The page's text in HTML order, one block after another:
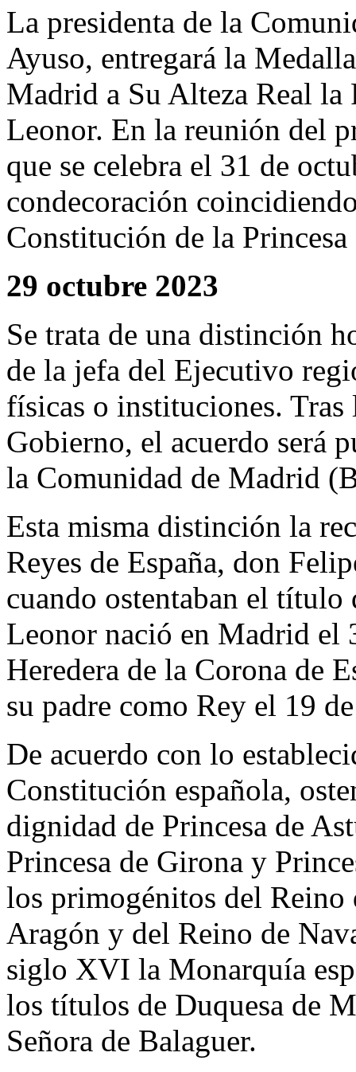
La presidenta de la
Ayuso, entregará la
Madrid a Su Alteza Real la
Leonor. En la reunión del
que se celebra el 31 de
condecoración
Constitución de la Princesa
29 octubre 2023
Se trata de una distinción
de la jefa del Ejecutivo
físicas o instituciones.
Gobierno, el acuerdo será
la Comunidad de Madrid
Esta misma distinción la
Reyes de España, don
cuando ostentaban el
Leonor nació en Madrid el
Heredera de la Corona de
su padre como Rey el 19
De acuerdo con lo
Constitución española,
dignidad de Princesa de
Princesa de Girona y
los primogénitos del Reino
Aragón y del Reino de
siglo XVI la Monarquía
los títulos de Duquesa de
Señora de Balaguer.